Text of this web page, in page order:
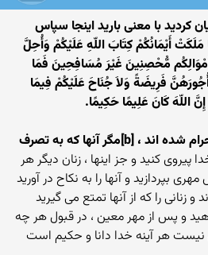
أَيْمَانُكُمْ كِتَابَ اللّهِ عَلَيْكُمْ وَأُحِلَّ
مُّحْصِنِينَ غَيْرَ مُسَافِحِينَ فَمَا
فَرِيضَةً وَلاَ جُنَاحَ عَلَيْكُمْ فِيمَا
اللّهَ كَانَ عَلِيمًا حَكِيمًا.
و نيز زنان شوهر دار بر شما حرام شده اند ، [b]مگر آنها که به تصرف
پيروی کنيد و جز اينها ، زنان ديگر هر
بپردازيد و آنها را به نکاح در آوريد
و زنانی را که از آنها تمتع می گيريد
و پس از مهر معين ، در قبول هر چه
نيست هر آينه خدا دانا و حکيم است